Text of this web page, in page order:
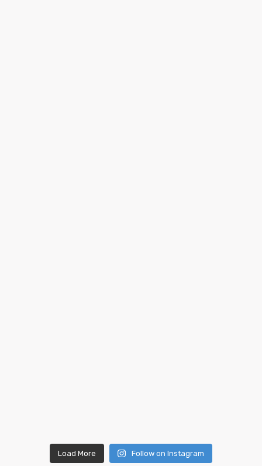
Load More Follow on Instagram